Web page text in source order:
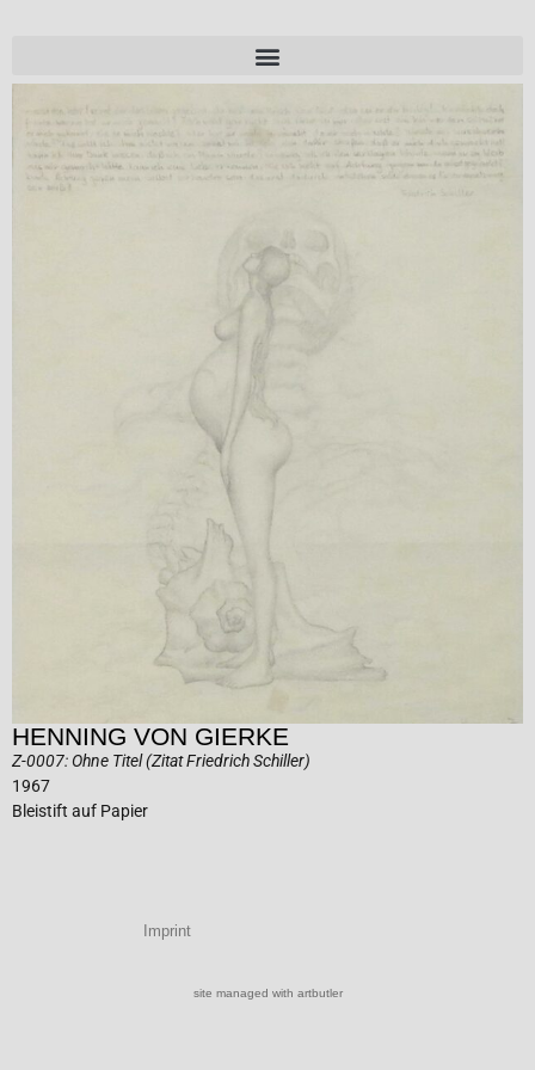
HENNING VON GIERKE
Z-0007: Ohne Titel (Zitat Friedrich Schiller)
1967
Bleistift auf Papier
Imprint
site managed with artbutler